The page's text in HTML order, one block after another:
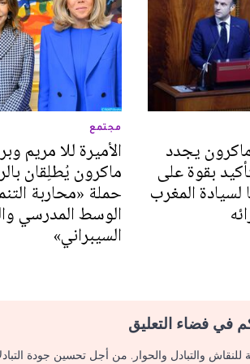
يجدد
بقوة على
لسيادة المغرب
مجتمع
الأميرة للا مريم
ماكرون يُطلِقان
حملة «محاربة
الوسط المدرسي
السيبراني»
في فضاء التعليق
للنقاش والتبادل والحوار. من أجل تحسين جودة